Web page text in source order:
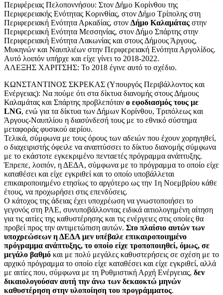
Περιφέρειας Πελοποννήσου: Στον Δήμο Κορίνθου της
Περιφερειακής Ενότητας Κορινθίας, στον Δήμο Τρίπολης στη
Περιφερειακή Ενότητα Αρκαδίας, στον Δήμο Καλαμάτας στην
Περιφερειακή Ενότητα Μεσσηνίας, στον Δήμο Σπάρτης στην
Περιφερειακή Ενότητα Λακωνίας και στους Δήμους Άργους,
Μυκηνών και Ναυπλιέων στην Περιφερειακή Ενότητα Αργολίδος.
Αυτό λοιπόν υπήρχε και είχε γίνει το 2018-2022.
ΑΛΕΞΗΣ ΧΑΡΙΤΣΗΣ: Το 2018 έγινε αυτό το σχέδιο.
ΚΩΝΣΤΑΝΤΙΝΟΣ ΣΚΡΕΚΑΣ (Υπουργός Περιβάλλοντος και
Ενέργειας): Να πούμε ότι στα δίκτυα διανομής στους Δήμους
Καλαμάτας και Σπάρτης προβλεπόταν ο εφοδιασμός τους με
LNG, ενώ για τα δίκτυα των Δήμων Κορίνθου, Τριπόλεως και
Άργους-Ναυπλίου η διασύνδεσή τους με το εθνικό σύστημα
μεταφοράς φυσικού αερίου.
Τελικά, σύμφωνα με τους όρους των αδειών που έχουν χορηγηθεί,
ο διαχειριστής όφειλε να αναπτύσσει το δίκτυο διανομής σύμφωνα
με το εκάστοτε εγκεκριμένο πενταετές πρόγραμμα ανάπτυξης.
Έπρεπε, λοιπόν, η ΔΕΔΑ, σύμφωνα με το πρόγραμμα το οποίο είχε
καταθέσει και είχε εγκριθεί και το οποίο υποβάλλεται
επικαιροποιημένο ετησίως το αργότερο ως την 1η Νοεμβρίου κάθε
έτους, να προχωρήσει στις επενδύσεις.
Ο κάτοχος της άδειας έχει υποχρέωση να γνωστοποιήσει το
γεγονός στη ΡΑΕ, συνυποβάλλοντας ειδικά αιτιολογημένη αίτηση
για τις αιτίες της καθυστέρησης και τις ενέργειες στις οποίες θα
προβεί προς την αντιμετώπιση αυτών. Στο πλαίσιο αυτών των
υποχρεώσεων η ΔΕΔΑ μεν υπέβαλε επικαιροποιημένο
πρόγραμμα ανάπτυξης, το οποίο είχε τροποποιηθεί, όμως, σε
μεγάλο βαθμό και με πολύ μεγάλες καθυστερήσεις σε σχέση με το
αρχικό πρόγραμμα το οποίο είχε καταθέσει και είχε εγκριθεί, αλλά
με αιτίες που, σύμφωνα με τη Ρυθμιστική Αρχή Ενέργειας, δεν
δικαιολογούσαν αυτή την άνω των δεκαοκτώ μηνών
καθυστέρηση στην υλοποίηση του προγράμματος.